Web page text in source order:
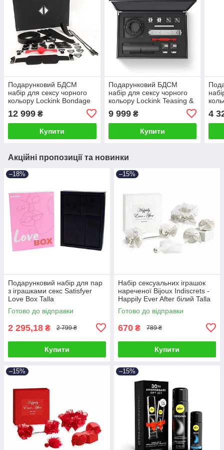
Подарунковий БДСМ
набір для сексу чорного
кольору Lockink Bondage
12 999 ₴
Купити
Подарунковий БДСМ
набір для сексу чорного
кольору Lockink Teasing &
9 999₴
Купити
4
Акційні пропозиції та новинки
–18%
Подарунковий набір для пар
з іграшками секс Satisfyer
Love Box Talla
Готово до відправки
2 295,18 ₴ 2 799 ₴
Купити
–15%
Набір сексуальних іграшок
нареченої Bijoux Indiscrets -
Happily Ever After білий Talla
Готово до відправки
670 ₴ 789 ₴
Купити
–15% –15%